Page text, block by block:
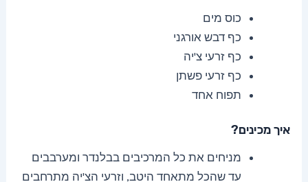
כוס מים
כף דבש אורגני
כף זרעי צ'יה
כף זרעי פשתן
תפוח אחד
איך מכינים?
מניחים את כל המרכיבים בבלנדר ומערבבים
עד שהכל מתאחד היטב, וזרעי הצ'יה מתרחבים